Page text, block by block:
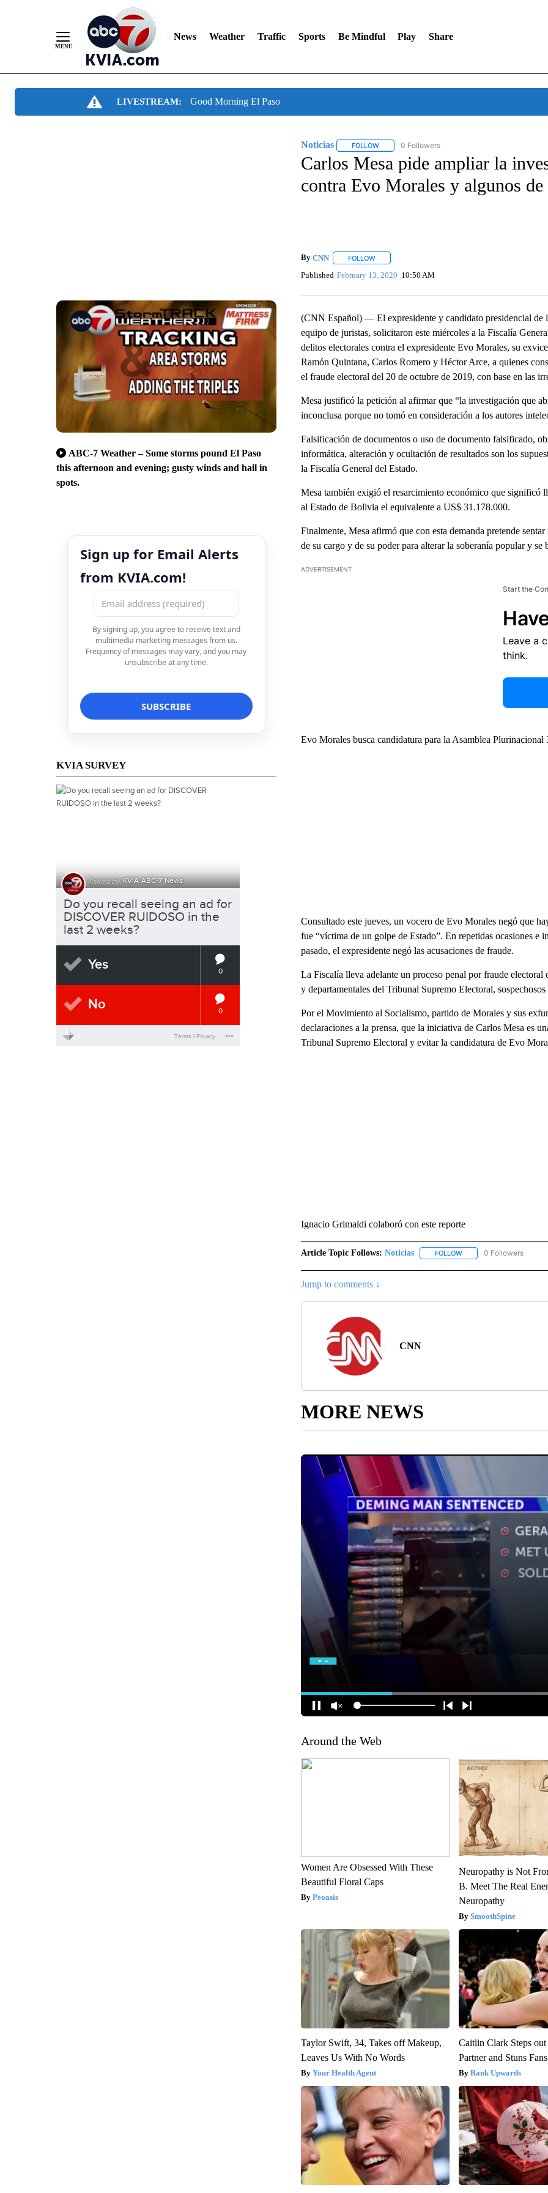
News Weather Traffic Sports Be Mindful Play Share
LIVESTREAM: Good Morning El Paso
ABC-7 Weather – Some storms pound El Paso
this afternoon and evening; gusty winds and hail in
spots.
Sign up for Email Alerts
from KVIA.com!
By signing up, you agree to receive text and
multimedia marketing messages from us.
Frequency of messages may vary, and you may
unsubscribe at any time.
KVIA SURVEY
Noticias FOLLOWFOLLOW "NOTICIAS" TO RECEIVE NOTIFICATIONS
0 Followers
Carlos Mesa pide ampliar la
contra Evo Morales y algunos
By CNN FOLLOWFOLLOW "" TO RECEIVE NOTIFICATIONS ABOUT NEW
Published February 13, 2020 10:50 AM
(CNN Español) — El expresidente y candidato presidencial de
equipo de juristas, solicitaron este miércoles a la Fiscalía
delitos electorales contra el expresidente Evo Morales, su
Ramón Quintana, Carlos Romero y Héctor Arce, a quienes
el fraude electoral del 20 de octubre de 2019, con base en las
Mesa justificó la petición al afirmar que “la investigación que
inconclusa porque no tomó en consideración a los autores
Falsificación de documentos o uso de documento falsificado,
informática, alteración y ocultación de resultados son los
la Fiscalía General del Estado.
Mesa también exigió el resarcimiento económico que significó
al Estado de Bolivia el equivalente a US$ 31.178.000.
Finalmente, Mesa afirmó que con esta demanda pretende
de su cargo y de su poder para alterar la soberanía popular y se
ADVERTISEMENT
Start the
Leave a
think.
Evo Morales busca candidatura para la Asamblea Plurinacional
Consultado este jueves, un vocero de Evo Morales negó que
fue “víctima de un golpe de Estado”. En repetidas ocasiones
pasado, el expresidente negó las acusaciones de fraude.
La Fiscalía lleva adelante un proceso penal por fraude
y departamentales del Tribunal Supremo Electoral, sospechosos
Por el Movimiento al Socialismo, partido de Morales y sus
declaraciones a la prensa, que la iniciativa de Carlos Mesa es
Tribunal Supremo Electoral y evitar la candidatura de Evo
Ignacio Grimaldi colaboró con este reporte
Article Topic Follows: Noticias FOLLOWFOLLOW "NOTICIAS" TO
0 Followers
Jump to comments ↓
CNN
MORE NEWS
Around the Web
Women Are Obsessed With These
Beautiful Floral Caps
Peoasis
Neuropathy is Not
B. Meet The Real
Neuropathy
SmoothSpine
Taylor Swift, 34, Takes off Makeup,
Leaves Us With No Words
Your Health Agent
Caitlin Clark Steps
Partner and Stuns Fans
Rank Upwards